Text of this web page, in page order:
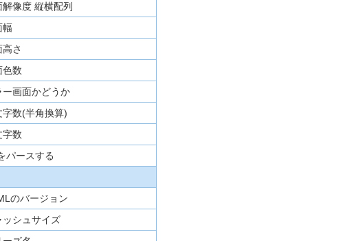
解像度 縦横配列
幅
さ
色数
ー画面かどうか
字数(半角換算)
字数
パースする
のバージョン
ッシュサイズ